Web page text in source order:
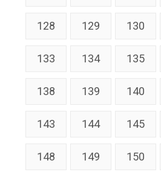
128 129 130
133 134 135
138 139 140
143 144 145
148 149 150